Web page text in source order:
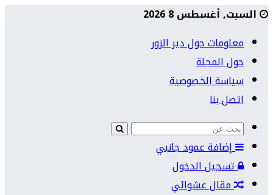
السبت, أغسطس 8 2026
معلومات حول دير الزور
حول المجلة
سياسة الخصوصية
اتصل بنا
إضافة عمود جانبي
تسجيل الدخول
مقال عشوائي